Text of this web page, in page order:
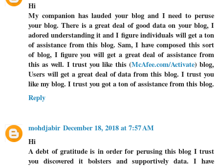
Hi
My companion has lauded your blog and I need to peruse
your blog. There is a great deal of good data on your blog, I
adored understanding it and I figure individuals will get a ton
of assistance from this blog. Sam, I have composed this sort
of blog, I figure you will get a great deal of assistance from
this as well. I trust you like this (McAfee.com/Activate) blog,
Users will get a great deal of data from this blog. I trust you
like my blog. I trust you got a ton of assistance from this blog.
Reply
mohdjabir December 18, 2018 at 7:57 AM
Hi
A debt of gratitude is in order for perusing this blog I trust
you discovered it bolsters and supportively data. I have